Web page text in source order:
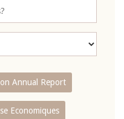
Annual Report
Economiques